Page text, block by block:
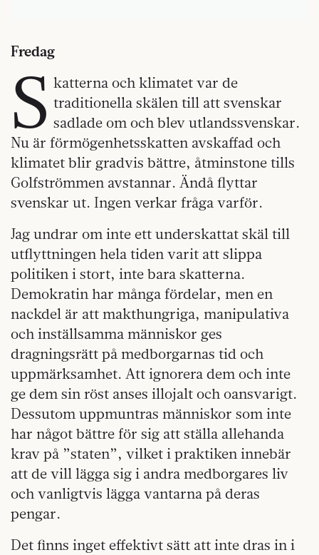
Fredag
S katterna och klimatet var de
traditionella skälen till att svenskar
sadlade om och blev utlandssvenskar.
Nu är förmögenhetsskatten avskaffad och
klimatet blir gradvis bättre, åtminstone tills
Golfströmmen avstannar. Ändå flyttar
svenskar ut. Ingen verkar fråga varför.
Jag undrar om inte ett underskattat skäl till
utflyttningen hela tiden varit att slippa
politiken i stort, inte bara skatterna.
Demokratin har många fördelar, men en
nackdel är att makthungriga, manipulativa
och inställsamma människor ges
dragningsrätt på medborgarnas tid och
uppmärksamhet. Att ignorera dem och inte
ge dem sin röst anses illojalt och oansvarigt.
Dessutom uppmuntras människor som inte
har något bättre för sig att ställa allehanda
krav på ”staten”, vilket i praktiken innebär
att de vill lägga sig i andra medborgares liv
och vanligtvis lägga vantarna på deras
pengar.
Det finns inget effektivt sätt att inte dras in i